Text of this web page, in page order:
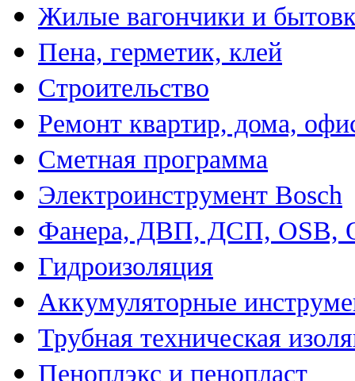
Жилые вагончики и
Пена, герметик, клей
Строительство
Ремонт квартир, дома,
Сметная программа
Электроинструмент Bosch
Фанера, ДВП, ДСП, OSB,
Гидроизоляция
Аккумуляторные
Трубная техническая
Пеноплэкс и пенопласт